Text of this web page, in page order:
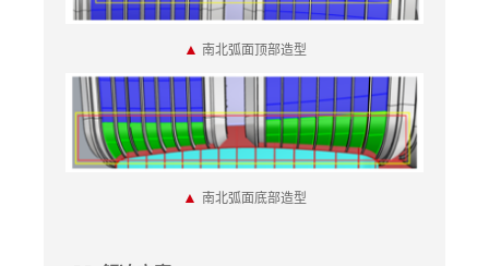
▲ 南北弧面顶部造型
▲ 南北弧面底部造型